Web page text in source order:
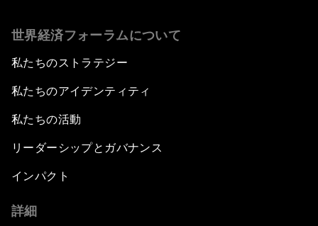
世界経済フォーラムについて
私たちのストラテジー
私たちのアイデンティティ
私たちの活動
リーダーシップとガバナンス
インパクト
詳細